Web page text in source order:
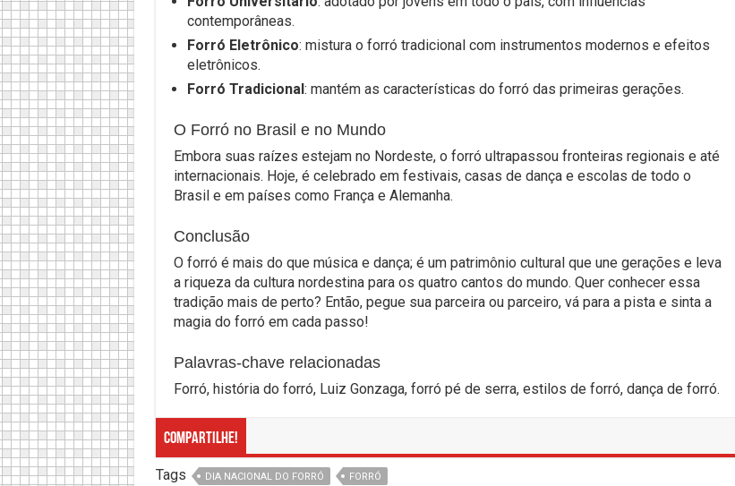
contemporâneas.
Forró Eletrônico: mistura o forró tradicional com instrumentos modernos e efeitos
eletrônicos.
Forró Tradicional: mantém as características do forró das primeiras gerações.
O Forró no Brasil e no Mundo
Embora suas raízes estejam no Nordeste, o forró ultrapassou fronteiras regionais e até
internacionais. Hoje, é celebrado em festivais, casas de dança e escolas de todo o
Brasil e em países como França e Alemanha.
Conclusão
O forró é mais do que música e dança; é um patrimônio cultural que une gerações e leva
a riqueza da cultura nordestina para os quatro cantos do mundo. Quer conhecer essa
tradição mais de perto? Então, pegue sua parceira ou parceiro, vá para a pista e sinta a
magia do forró em cada passo!
Palavras-chave relacionadas
Forró, história do forró, Luiz Gonzaga, forró pé de serra, estilos de forró, dança de forró.
Compartilhe!
Tags DIA NACIONAL DO FORRÓ FORRÓ